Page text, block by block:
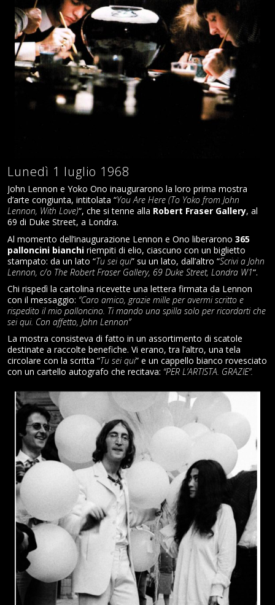
Lunedì 1 luglio 1968
John Lennon e Yoko Ono inaugurarono la loro prima mostra
d’arte congiunta, intitolata “You Are Here (To Yoko from John
Lennon, With Love)“, che si tenne alla Robert Fraser Gallery, al
69 di Duke Street, a Londra.
Al momento dell’inaugurazione Lennon e Ono liberarono 365
palloncini bianchi riempiti di elio, ciascuno con un biglietto
stampato: da un lato “Tu sei qui” su un lato, dall’altro “Scrivi a John
Lennon, c/o The Robert Fraser Gallery, 69 Duke Street, Londra W1“.
Chi rispedì la cartolina ricevette una lettera firmata da Lennon
con il messaggio: “Caro amico, grazie mille per avermi scritto e
rispedito il mio palloncino. Ti mando una spilla solo per ricordarti che
sei qui. Con affetto, John Lennon”
La mostra consisteva di fatto in un assortimento di scatole
destinate a raccolte benefiche. Vi erano, tra l’altro, una tela
circolare con la scritta “Tu sei qui” e un cappello bianco rovesciato
con un cartello autografo che recitava: “PER L’ARTISTA. GRAZIE”.